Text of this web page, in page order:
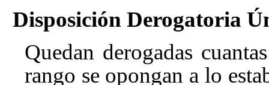
Disposición Derogatoria
Quedan derogadas
rango se opongan a lo